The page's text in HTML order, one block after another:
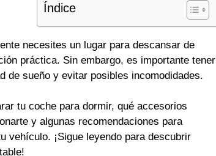
Índice
necesites un lugar para descansar de
práctica. Sin embargo, es importante tener
de sueño y evitar posibles incomodidades.
tu coche para dormir, qué accesorios
y algunas recomendaciones para
vehículo. ¡Sigue leyendo para descubrir